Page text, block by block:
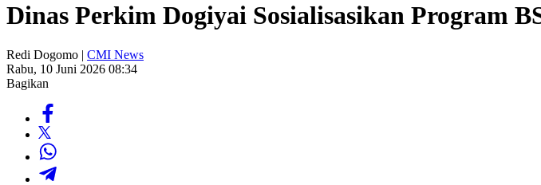
Dinas Perkim Dogiyai Sosialisasikan Program
Redi Dogomo | CMI News
Rabu, 10 Juni 2026 08:34
Bagikan